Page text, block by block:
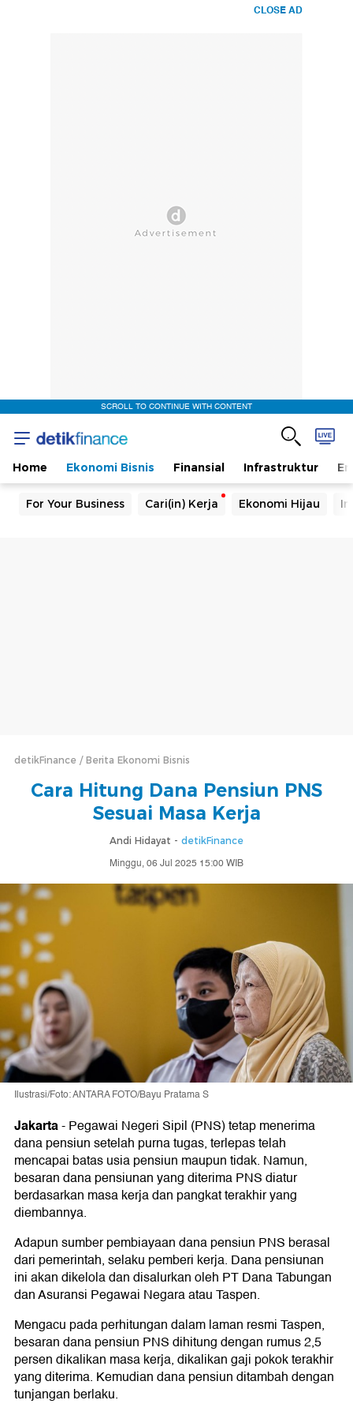
CLOSE AD
SCROLL TO CONTINUE WITH CONTENT
Home Ekonomi Bisnis Finansial Infrastruktur
For Your Business Cari(in) Kerja Ekonomi Hijau
detikFinance Berita Ekonomi Bisnis
Cara Hitung Dana Pensiun PNS
Sesuai Masa Kerja
Andi Hidayat - detikFinance
Minggu, 06 Jul 2025 15:00 WIB
Ilustrasi/Foto: ANTARA FOTO/Bayu Pratama S
Jakarta-Pegawai Negeri Sipil (PNS) tetap menerima
dana pensiun setelah purna tugas, terlepas telah
mencapai batas usia pensiun maupun tidak. Namun,
besaran dana pensiunan yang diterima PNS diatur
berdasarkan masa kerja dan pangkat terakhir yang
diembannya.
Adapun sumber pembiayaan dana pensiun PNS berasal
dari pemerintah, selaku pemberi kerja. Dana pensiunan
ini akan dikelola dan disalurkan oleh PT Dana Tabungan
dan Asuransi Pegawai Negara atau Taspen.
Mengacu pada perhitungan dalam laman resmi Taspen,
besaran dana pensiun PNS dihitung dengan rumus 2,5
persen dikalikan masa kerja, dikalikan gaji pokok terakhir
yang diterima. Kemudian dana pensiun ditambah dengan
tunjangan berlaku.